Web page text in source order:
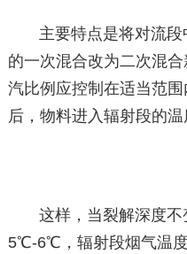
主要特点是将对流
的一次混合改为二次混
汽比例应控制在适当范
后，物料进入辐射段的
这样，当裂解深度
5℃-6℃，辐射段烟气温